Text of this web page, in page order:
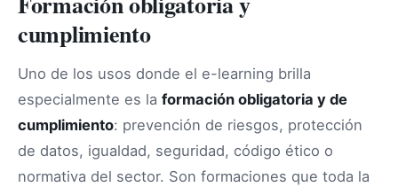
cumplimiento
Uno de los usos donde el e-learning brilla
especialmente es la formación obligatoria y de
cumplimiento: prevención de riesgos, protección
de datos, igualdad, seguridad, código ético o
normativa del sector. Son formaciones que toda la